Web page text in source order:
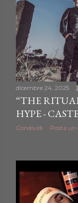
dicembre 24, 2025
“THE
HYPE -
Condividi Posta